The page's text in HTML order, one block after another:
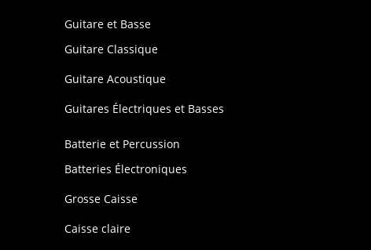
Guitare et Basse
Guitare Classique
Guitare Acoustique
Guitares Électriques et Basses
Batterie et Percussion
Batteries Électroniques
Grosse Caisse
Caisse claire